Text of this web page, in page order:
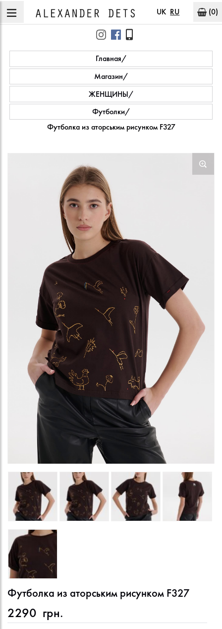
UK RU (0)
Главная
Магазин
ЖЕНЩИНЫ
Футболки
Футболка из аторським рисунком F327
Футболка из аторським рисунком F327
2290 грн.